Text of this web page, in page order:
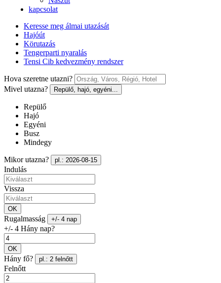
kapcsolat
Keresse meg álmai utazását
Hajóút
Körutazás
Tengerparti nyaralás
Tensi Cib kedvezmény rendszer
Hova szeretne utazni?
Mivel utazna?
Repülő, hajó, egyéni...
Repülő
Hajó
Egyéni
Busz
Mindegy
Mikor utazna? pl.: 2026-08-15
Indulás
Vissza
OK
Rugalmasság +/- 4 nap
+/- 4 Hány nap?
OK
Hány fő? pl.: 2 felnőtt
Felnőtt